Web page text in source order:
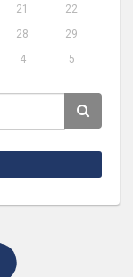
21
22
28
29
4 5